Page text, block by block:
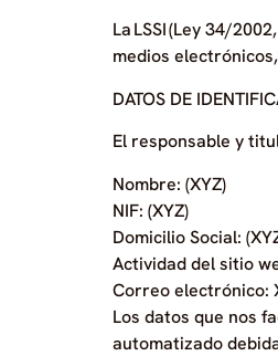
La LSSI (Ley 34/
medios
DATOS DE
El responsable y
Nombre: (XYZ)
NIF: (XYZ)
Domicilio Social:
Actividad del sitio
Correo electrónico:
Los datos que nos
automatizado